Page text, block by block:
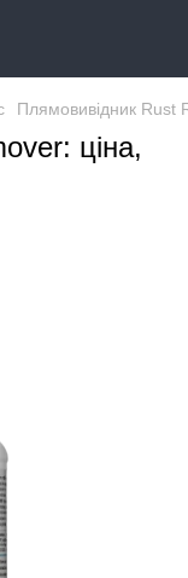
Плямовивідник Rust
ціна,